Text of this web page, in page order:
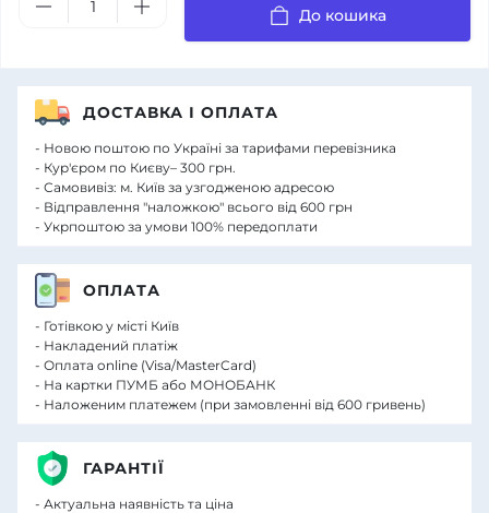
До кошика
ДОСТАВКА І ОПЛАТА
- Новою поштою по Україні за тарифами перевізника
- Кур'єром по Києву– 300 грн.
- Самовивіз: м. Київ за узгодженою адресою
- Відправлення "наложкою" всього від 600 грн
- Укрпоштою за умови 100% передоплати
ОПЛАТА
- Готівкою у місті Київ
- Накладений платіж
- Оплата online (Visa/MasterCard)
- На картки ПУМБ або МОНОБАНК
- Наложеним платежем (при замовленні від 600 гривень)
ГАРАНТІЇ
- Актуальна наявність та ціна